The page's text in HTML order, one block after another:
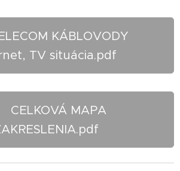
KÁBLOVODY
TV situácia.pdf
CELKOVÁ MAPA